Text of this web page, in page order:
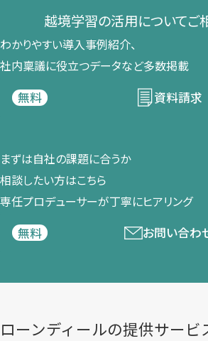
越境学習の​活用に​ついて​ご
わかりやすい導入事例紹介、​
社内稟議に​役立つデータなど​多数掲載
無料
資料請求
まずは​自社の​課題に​合うか​
相談したい方は​こちら
専任プロデューサーが​丁寧に​ヒアリング
無料
お問い合わ
ローンディールの​提供サービ